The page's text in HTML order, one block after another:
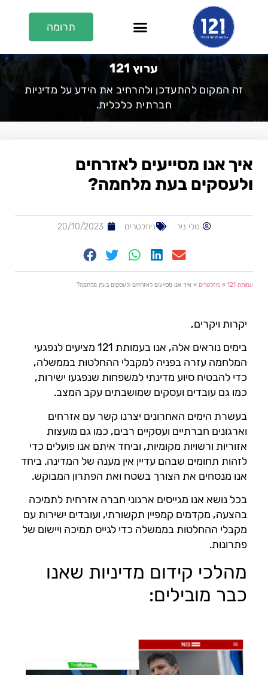
תרומה
ערוץ 121
זה המקום להתעדכן ולהרחיב את הידע על מדיניות
חברתית כלכלית.
איך אנו מסייעים לאזרחים
ולעסקים בעת מלחמה?
טלי ניר ניוזלטרים 20/10/2023
עמותת 121 » ניוזלטרים » איך אנו מסייעים לאזרחים ולעסקים בעת מלחמה?
יקרות ויקרים,
בימים נוראים אלה, אנו בעמותת 121 מציעים לנפגעי
המלחמה עזרה בפניה למקבלי ההחלטות בממשלה,
כדי להבטיח סיוע מדינתי למשפחות שנפגעו ישירות,
כמו גם עובדים ועסקים שמושבתים עקב המצב.
בעשרת הימים האחרונים יצרנו קשר עם אזרחים
וארגונים חברתיים ועסקיים רבים, כמו גם מועצות
אזוריות ורשויות מקומיות, וביחד איתם אנו פועלים כדי
לזהות תחומים שבהם עדיין אין מענה של המדינה. ביחד
אנו מנסחים את הצורך בשטח ואת הפתרון המבוקש.
בכל נושא אנו מגייסים ארגוני חברה אזרחית לתמיכה
בהצעה, מקדמים קמפיין תקשורתי, ועובדים ישירות עם
מקבלי ההחלטות בממשלה כדי לגייס תמיכה ויישום של
פתרונות.
מהלכי קידום מדיניות שאנו
כבר מובילים: